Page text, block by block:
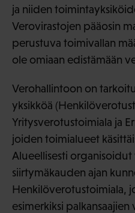
ja niiden
Verovirastojen pääosin
perustuva toimivallan
ole omiaan edistämään
Verohallintoon on
yksikköä
Yritysverotustoimiala ja
joiden toimialueet
Alueellisesti
siirtymäkauden ajan
Henkilöverotustoimiala,
esimerkiksi palkansaajien